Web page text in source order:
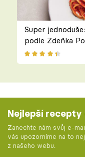
Super
podle Zdeňka
Nejlepší recepty
Zanechte nám svůj e-
vás upozorníme na to
z našeho webu.